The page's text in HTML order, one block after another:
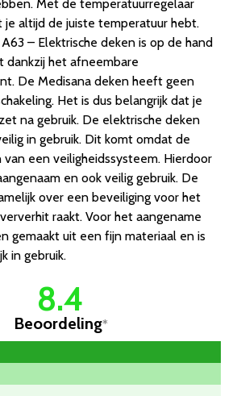
Met de temperatuurregelaar
je altijd de juiste temperatuur hebt.
– Elektrische deken is op de hand
dankzij het afneembare
De Medisana deken heeft geen
Het is dus belangrijk dat je
na gebruik. De elektrische deken
in gebruik. Dit komt omdat de
een veiligheidssysteem. Hierdoor
en ook veilig gebruik. De
over een beveiliging voor het
raakt. Voor het aangename
gemaakt uit een fijn materiaal en is
in gebruik.
8.4
Beoordeling*